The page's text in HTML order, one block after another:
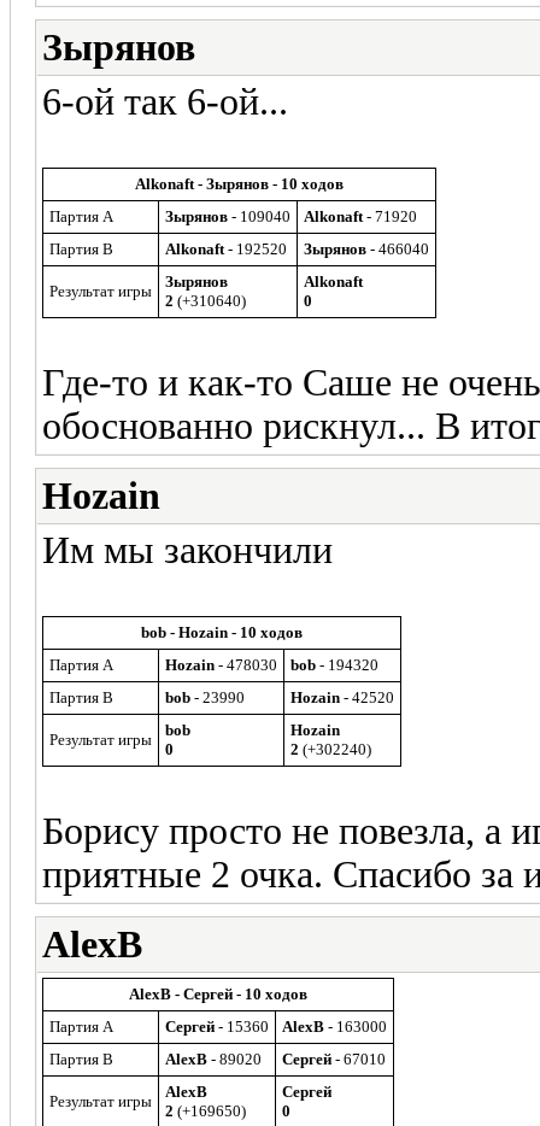
Зырянов
6-ой так 6-ой...
Alkonaft - Зырянов - 10 ходов
Партия A
Зырянов - 109040 Alkonaft - 71920
Партия B
Alkonaft - 192520 Зырянов - 466040
Результат игры
Зырянов
2 (+310640)
Alkonaft
0
Где-то и как-то Саше не
обоснованно рискнул... В
Hozain
Им мы закончили
bob - Hozain - 10 ходов
Партия A
Hozain - 478030 bob - 194320
Партия B
bob - 23990 Hozain - 42520
Результат игры
bob
0
Hozain
2 (+302240)
Борису просто не повезла, а
приятные 2 очка. Спасибо за
AlexB
AlexB - Сергей - 10 ходов
Партия A
Сергей - 15360 AlexB - 163000
Партия B
AlexB - 89020 Сергей - 67010
Результат игры
AlexB
2 (+169650)
Сергей
0